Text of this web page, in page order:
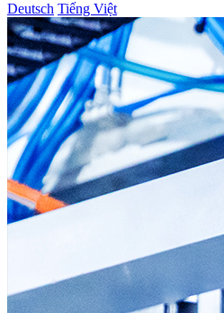
Deutsch Tiếng Việt